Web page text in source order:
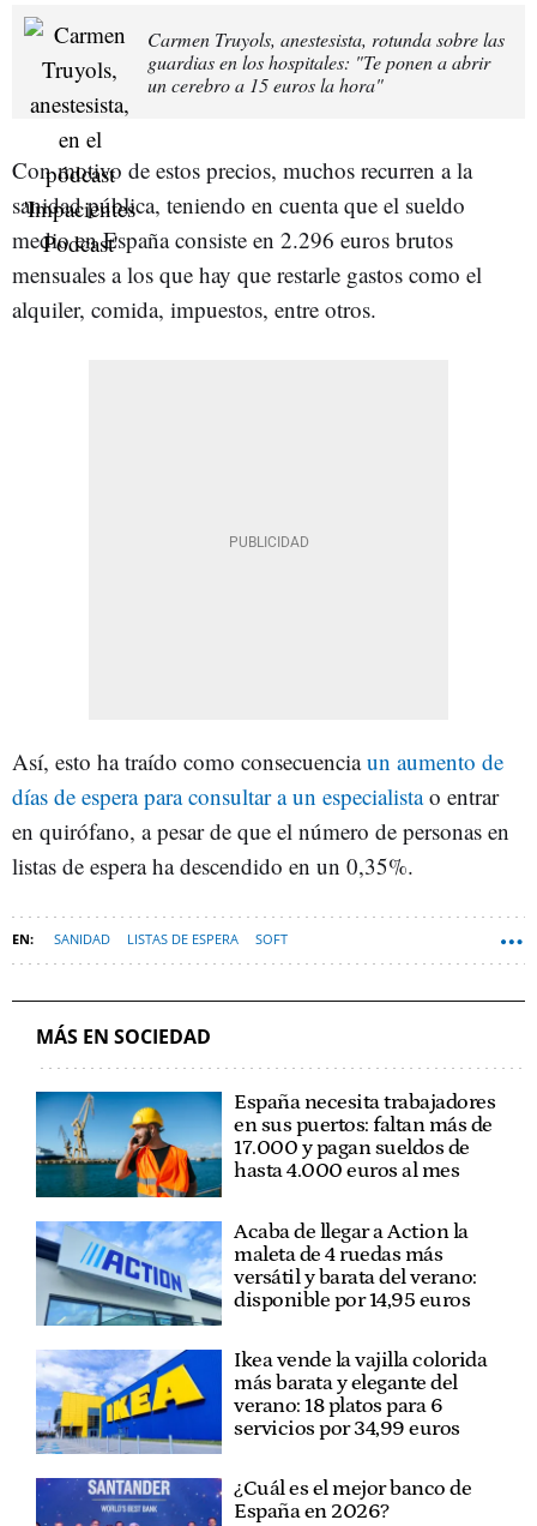
Carmen Truyols, anestesista, rotunda sobre las
guardias en los hospitales: "Te ponen a abrir
un cerebro a 15 euros la hora"
Con motivo de estos precios, muchos recurren a la
sanidad pública, teniendo en cuenta que el sueldo
medio en España consiste en 2.296 euros brutos
mensuales a los que hay que restarle gastos como el
alquiler, comida, impuestos, entre otros.
Así, esto ha traído como consecuenciaun aumento de
días de espera para consultar a un especialistao entrar
en quirófano, a pesar de que el número de personas en
listas de espera ha descendido en un 0,35%.
SANIDAD LISTAS DE ESPERA SOFT
MÁS EN SOCIEDAD
España necesita trabajadores
en sus puertos: faltan más de
17.000 y pagan sueldos de
hasta 4.000 euros al mes
Acaba de llegar a Action la
maleta de 4 ruedas más
versátil y barata del verano:
disponible por 14,95 euros
Ikea vende la vajilla colorida
más barata y elegante del
verano: 18 platos para 6
servicios por 34,99 euros
¿Cuál es el mejor banco de
España en 2026?